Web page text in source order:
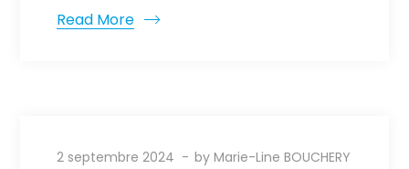
Read More
2 septembre 2024 byMarie-Line BOUCHERY